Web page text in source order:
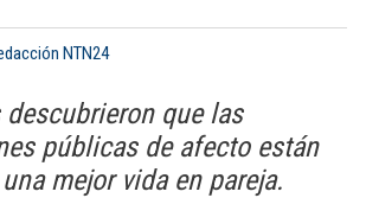
NTN24
que las
públicas de afecto están
mejor vida en pareja.